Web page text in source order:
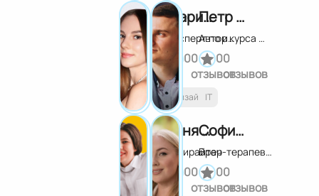
Мария Антипова
Эксперт по инфографике для маркетплейсов
00
отзывов
Дизайн
Петр Деревенский
Автор курса по заработку на нейронках
00
отзывов
IT
Таня Фишер
Копирайтер
00
отзывов
София Бюдейри
Врач-терапевт, нутрициолог
00
отзывов